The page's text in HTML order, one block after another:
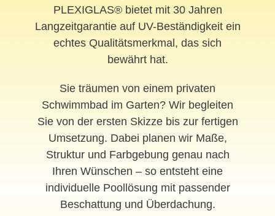
PLEXIGLAS® bietet mit 30 Jahren
Langzeitgarantie auf UV-Beständigkeit ein
echtes Qualitätsmerkmal, das sich
bewährt hat.
Sie träumen von einem privaten
Schwimmbad im Garten? Wir begleiten
Sie von der ersten Skizze bis zur fertigen
Umsetzung. Dabei planen wir Maße,
Struktur und Farbgebung genau nach
Ihren Wünschen – so entsteht eine
individuelle Poollösung mit passender
Beschattung und Überdachung.